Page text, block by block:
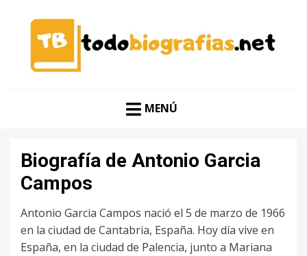
TODO BIOGRAFÍAS
MENÚ
Biografía de Antonio Garcia
Campos
Antonio Garcia Campos nació el 5 de marzo de 1966
en la ciudad de Cantabria, España. Hoy día vive en
España, en la ciudad de Palencia, junto a Mariana